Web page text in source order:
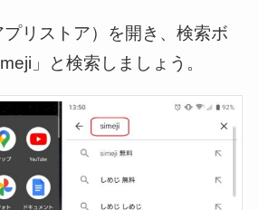
リストア）を開き、検索ボ
」と検索しましょう。